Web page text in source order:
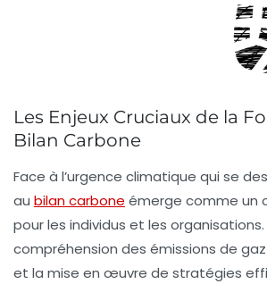
Les Enjeux Cruciaux de la
Bilan Carbone
Face à l’urgence climatique qui se
au bilan carbone émerge comme un
pour les individus et les organisations.
compréhension des émissions de
et la mise en œuvre de stratégies